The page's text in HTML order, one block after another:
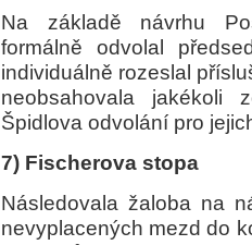
Na základě návrhu
formálně odvolal
individuálně rozeslal
neobsahovala jakékoli
Špidlova odvolání pro
7) Fischerova stopa
Následovala žaloba na
nevyplacených mezd do